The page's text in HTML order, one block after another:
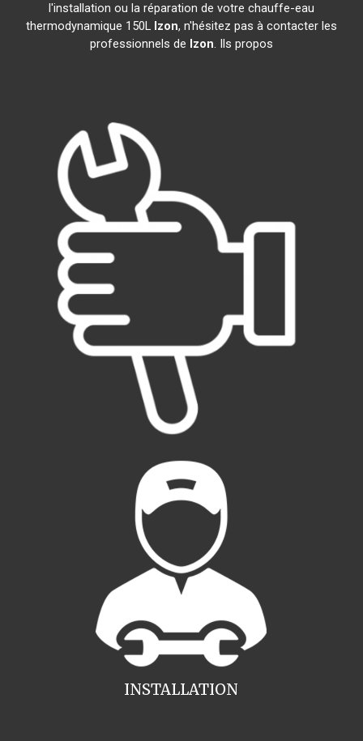
l'installation ou la réparation de votre chauffe-eau
thermodynamique 150L Izon, n'hésitez pas à contacter les
professionnels de Izon. Ils propos
INSTALLATION